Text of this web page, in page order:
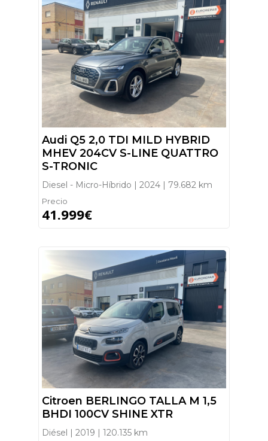
Audi Q5 2,0 TDI MILD HYBRID
MHEV 204CV S-LINE QUATTRO
S-TRONIC
Diesel - Micro-Híbrido | 2024 | 79.682 km
Precio
41.999€
Citroen BERLINGO TALLA M 1,5
BHDI 100CV SHINE XTR
Diésel | 2019 | 120.135 km